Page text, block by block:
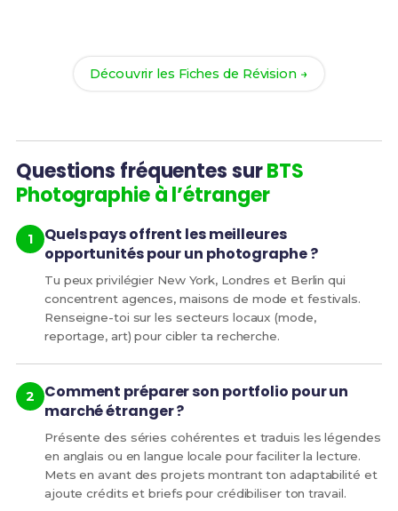
Découvrir les Fiches de Révision →
Questions fréquentes surBTS
Photographie à l’étranger
Quels pays offrent les meilleures
opportunités pour un photographe ?
Tu peux privilégier New York, Londres et Berlin qui
concentrent agences, maisons de mode et festivals.
Renseigne-toi sur les secteurs locaux (mode,
reportage, art) pour cibler ta recherche.
Comment préparer son portfolio pour un
marché étranger ?
Présente des séries cohérentes et traduis les légendes
en anglais ou en langue locale pour faciliter la lecture.
Mets en avant des projets montrant ton adaptabilité et
ajoute crédits et briefs pour crédibiliser ton travail.